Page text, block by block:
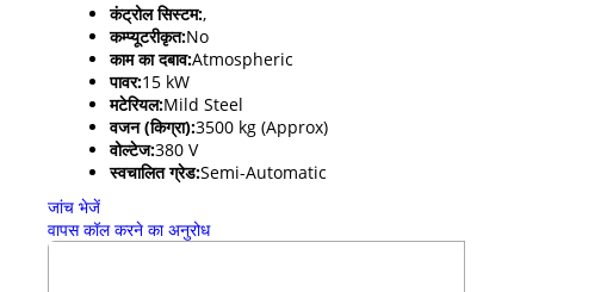
कंट्रोल सिस्टम:,
कम्प्यूटरीकृत:No
काम का दबाव:Atmospheric
पावर:15 kW
मटेरियल:Mild Steel
वजन (किग्रा):3500 kg (Approx)
वोल्टेज:380 V
स्वचालित ग्रेड:Semi-Automatic
जांच भेजें
वापस कॉल करने का अनुरोध